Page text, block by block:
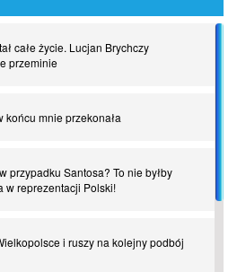
całe życie. Lucjan Brychczy
przeminie
końcu mnie przekonała
przypadku Santosa? To nie byłby
w reprezentacji Polski!
i ruszy na kolejny podbój